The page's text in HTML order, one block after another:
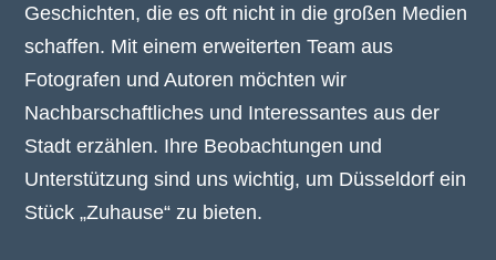
Geschichten, die es oft nicht in die großen Medien
schaffen. Mit einem erweiterten Team aus
Fotografen und Autoren möchten wir
Nachbarschaftliches und Interessantes aus der
Stadt erzählen. Ihre Beobachtungen und
Unterstützung sind uns wichtig, um Düsseldorf ein
Stück „Zuhause“ zu bieten.